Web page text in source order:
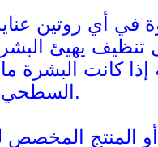
يهيئ
كانت البشرة
السطحي.